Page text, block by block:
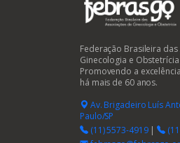
Federação Brasileira
Ginecologia e Obstetrícia
Promovendo a
há mais de 60 anos.
Av. Brigadeiro Luís
Paulo/SP
(11) 5573-4919|